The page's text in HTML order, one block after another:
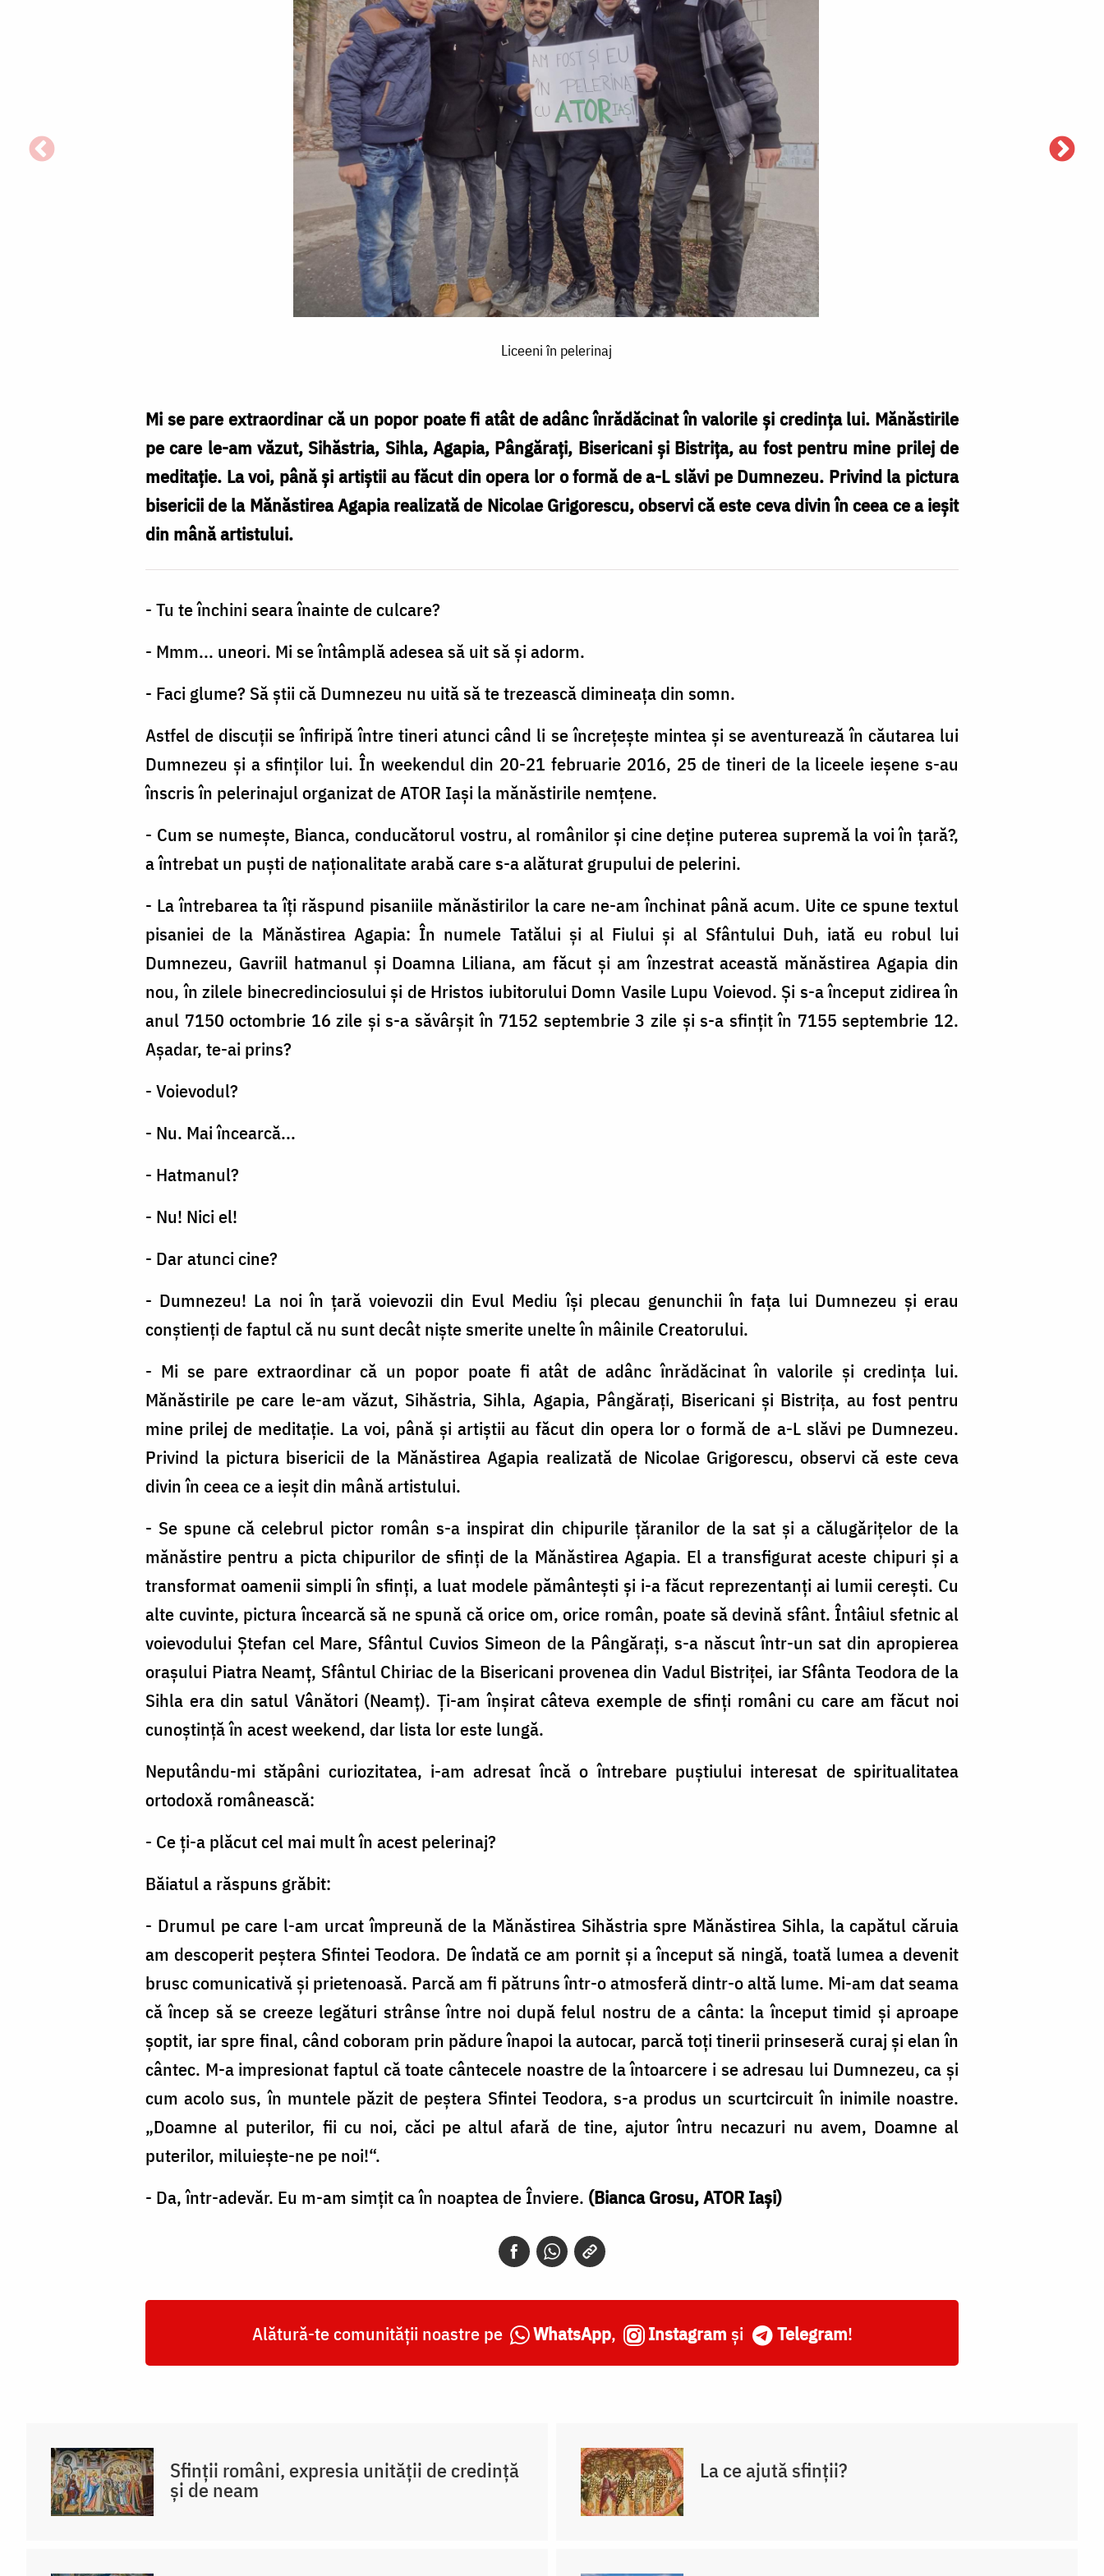
Liceeni în pelerinaj
Mi se pare extraordinar că un popor poate fi atât de adânc înrădăcinat în valorile şi credinţa lui. Mănăstirile
pe care le-am văzut, Sihăstria, Sihla, Agapia, Pângăraţi, Bisericani şi Bistriţa, au fost pentru mine prilej de
meditaţie. La voi, până şi artiştii au făcut din opera lor o formă de a-L slăvi pe Dumnezeu. Privind la pictura
bisericii de la Mănăstirea Agapia realizată de Nicolae Grigorescu, observi că este ceva divin în ceea ce a ieşit
din mână artistului.
- Tu te închini seara înainte de culcare?
- Mmm... uneori. Mi se întâmplă adesea să uit să şi adorm.
- Faci glume? Să ştii că Dumnezeu nu uită să te trezească dimineaţa din somn.
Astfel de discuţii se înfiripă între tineri atunci când li se încreţeşte mintea şi se aventurează în căutarea lui
Dumnezeu şi a sfinţilor lui. În weekendul din 20-21 februarie 2016, 25 de tineri de la liceele ieşene s-au
înscris în pelerinajul organizat de ATOR Iaşi la mănăstirile nemţene.
- Cum se numeşte, Bianca, conducătorul vostru, al românilor şi cine deţine puterea supremă la voi în ţară?,
a întrebat un puşti de naţionalitate arabă care s-a alăturat grupului de pelerini.
- La întrebarea ta îţi răspund pisaniile mănăstirilor la care ne-am închinat până acum. Uite ce spune textul
pisaniei de la Mănăstirea Agapia: În numele Tatălui şi al Fiului şi al Sfântului Duh, iată eu robul lui
Dumnezeu, Gavriil hatmanul şi Doamna Liliana, am făcut şi am înzestrat această mănăstirea Agapia din
nou, în zilele binecredinciosului şi de Hristos iubitorului Domn Vasile Lupu Voievod. Şi s-a început zidirea în
anul 7150 octombrie 16 zile şi s-a săvârşit în 7152 septembrie 3 zile şi s-a sfinţit în 7155 septembrie 12.
Aşadar, te-ai prins?
- Voievodul?
- Nu. Mai încearcă...
- Hatmanul?
- Nu! Nici el!
- Dar atunci cine?
- Dumnezeu! La noi în ţară voievozii din Evul Mediu îşi plecau genunchii în faţa lui Dumnezeu şi erau
conştienţi de faptul că nu sunt decât nişte smerite unelte în mâinile Creatorului.
- Mi se pare extraordinar că un popor poate fi atât de adânc înrădăcinat în valorile şi credinţa lui.
Mănăstirile pe care le-am văzut, Sihăstria, Sihla, Agapia, Pângăraţi, Bisericani şi Bistriţa, au fost pentru
mine prilej de meditaţie. La voi, până şi artiştii au făcut din opera lor o formă de a-L slăvi pe Dumnezeu.
Privind la pictura bisericii de la Mănăstirea Agapia realizată de Nicolae Grigorescu, observi că este ceva
divin în ceea ce a ieşit din mână artistului.
- Se spune că celebrul pictor român s-a inspirat din chipurile ţăranilor de la sat şi a călugăriţelor de la
mănăstire pentru a picta chipurilor de sfinţi de la Mănăstirea Agapia. El a transfigurat aceste chipuri şi a
transformat oamenii simpli în sfinţi, a luat modele pământeşti şi i-a făcut reprezentanţi ai lumii cereşti. Cu
alte cuvinte, pictura încearcă să ne spună că orice om, orice român, poate să devină sfânt. Întâiul sfetnic al
voievodului Ştefan cel Mare, Sfântul Cuvios Simeon de la Pângăraţi, s-a născut într-un sat din apropierea
oraşului Piatra Neamţ, Sfântul Chiriac de la Bisericani provenea din Vadul Bistriţei, iar Sfânta Teodora de la
Sihla era din satul Vânători (Neamţ). Ţi-am înşirat câteva exemple de sfinţi români cu care am făcut noi
cunoştinţă în acest weekend, dar lista lor este lungă.
Neputându-mi stăpâni curiozitatea, i-am adresat încă o întrebare puştiului interesat de spiritualitatea
ortodoxă românească:
- Ce ţi-a plăcut cel mai mult în acest pelerinaj?
Băiatul a răspuns grăbit:
- Drumul pe care l-am urcat împreună de la Mănăstirea Sihăstria spre Mănăstirea Sihla, la capătul căruia
am descoperit peştera Sfintei Teodora. De îndată ce am pornit şi a început să ningă, toată lumea a devenit
brusc comunicativă şi prietenoasă. Parcă am fi pătruns într-o atmosferă dintr-o altă lume. Mi-am dat seama
că încep să se creeze legături strânse între noi după felul nostru de a cânta: la început timid şi aproape
şoptit, iar spre final, când coboram prin pădure înapoi la autocar, parcă toţi tinerii prinseseră curaj şi elan în
cântec. M-a impresionat faptul că toate cântecele noastre de la întoarcere i se adresau lui Dumnezeu, ca şi
cum acolo sus, în muntele păzit de peştera Sfintei Teodora, s-a produs un scurtcircuit în inimile noastre.
„Doamne al puterilor, fii cu noi, căci pe altul afară de tine, ajutor întru necazuri nu avem, Doamne al
puterilor, miluieşte-ne pe noi!“.
- Da, într-adevăr. Eu m-am simţit ca în noaptea de Înviere. (Bianca Grosu, ATOR Iaşi)
Alătură-te comunității noastre pe WhatsApp, Instagram și Telegram!
Sfinții români, expresia unității de credință
și de neam
La ce ajută sfinții?